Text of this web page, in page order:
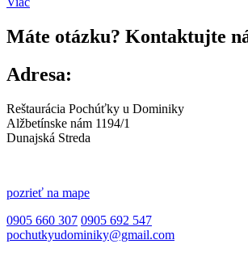
Máte otázku? Kontaktujte
Adresa:
Reštaurácia Pochúťky u Dominiky
Alžbetínske nám 1194/1
Dunajská Streda
pozrieť na mape
0905 660 307 0905 692 547
pochutkyudominiky@gmail.com